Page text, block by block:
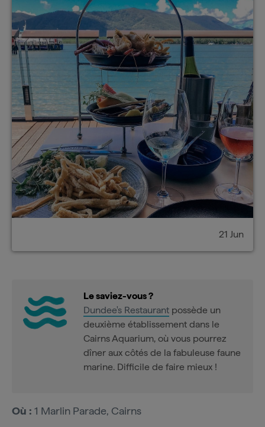
21 Jun
Le saviez-vous ?
Dundee's Restaurant possède un
deuxième établissement dans le
Cairns Aquarium, où vous pourrez
dîner aux côtés de la fabuleuse faune
marine. Difficile de faire mieux !
Où : 1 Marlin Parade, Cairns